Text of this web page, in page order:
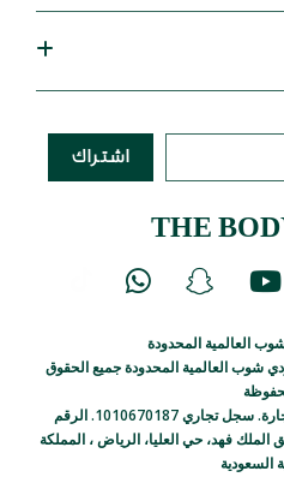
اشتراك
THE
العالمية المحدودة
شوب العالمية المحدودة جميع الحقوق
تجاري 1010670187.
الرقم
الملك فهد، حي العليا، الرياض ، المملكة
السعودية